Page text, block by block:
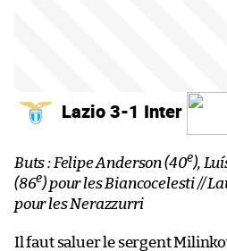
Lazio 3-1 Inter
Buts : Felipe Anderson (40e),
(86e) pour les Biancocelesti //
pour les Nerazzurri
Il faut saluer le sergent